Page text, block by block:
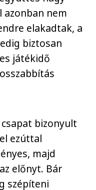
nem
elakadtak, a
biztosan
játékidő
bizonyult
ezúttal
majd
előnyt. Bár
szépíteni